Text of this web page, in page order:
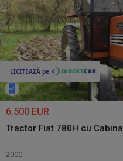
6.500 EUR
Tractor Fiat 780H cu Cabina
2000